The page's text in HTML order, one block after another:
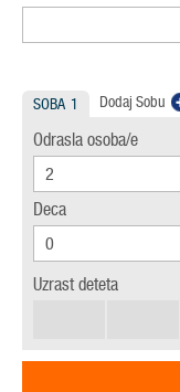
SOBA 1 Dodaj Sobu
Odrasla osoba/e
Deca
Uzrast deteta